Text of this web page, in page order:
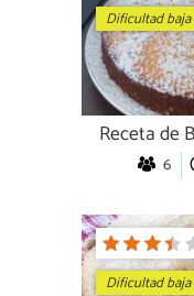
Dificultad baja
Receta de
6
Dificultad baja